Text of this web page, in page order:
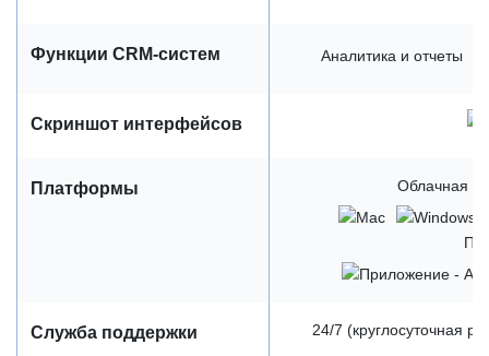
Функции CRM-систем Аналитика и отчеты
Скриншот интерфейсов
Платформы Облачная /
Служба поддержки 24/7 (круглосуточная